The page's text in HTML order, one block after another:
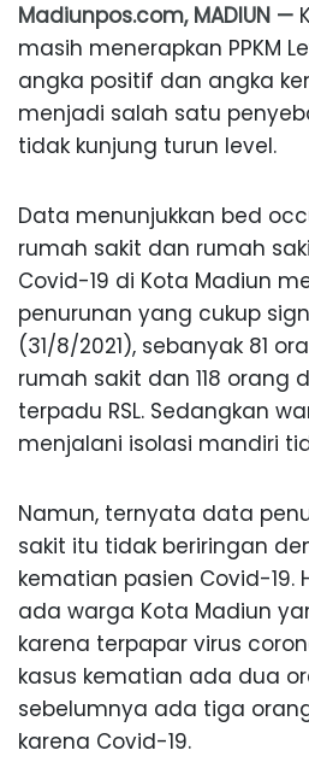
Madiunpos.com, MADIUN —
masih menerapkan PPKM
angka positif dan angka
menjadi salah satu
tidak kunjung turun level.
Data menunjukkan bed
rumah sakit dan rumah
Covid-19 di Kota Madiun
penurunan yang cukup
(31/8/2021), sebanyak 81
rumah sakit dan 118 orang
terpadu RSL. Sedangkan
menjalani isolasi mandiri
Namun, ternyata data
sakit itu tidak beriringan
kematian pasien Covid-19.
ada warga Kota Madiun
karena terpapar virus
kasus kematian ada dua
sebelumnya ada tiga
karena Covid-19.